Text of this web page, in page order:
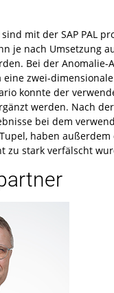
mit der SAP PAL
je nach Umsetzung
Bei der Anomalie-
zwei-
konnte der
werden. Nach
bei dem
haben
zu stark verfälscht